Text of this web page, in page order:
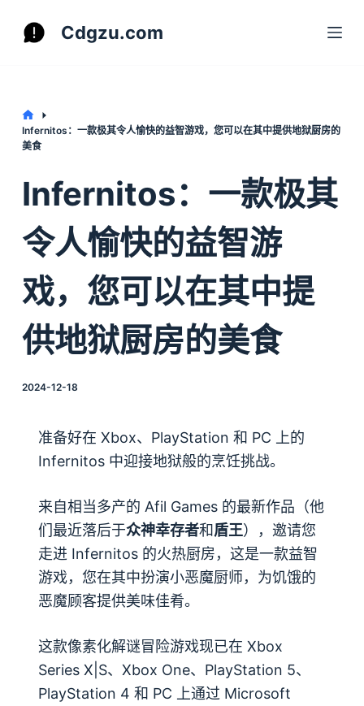
k
o
o
n
n
Cdgzu.com
Home
Infernitos：一款极其令人愉快的益智游戏，您可以在其中提供地狱厨房的
美食
Infernitos：一款极其
令人愉快的益智游
戏，您可以在其中提
供地狱厨房的美食
2024-12-18
准备好在 Xbox、PlayStation 和 PC 上的
Infernitos 中迎接地狱般的烹饪挑战。
来自相当多产的 Afil Games 的最新作品（他
们最近落后于众神幸存者和盾王），邀请您
走进 Infernitos 的火热厨房，这是一款益智
游戏，您在其中扮演小恶魔厨师，为饥饿的
恶魔顾客提供美味佳肴。
这款像素化解谜冒险游戏现已在 Xbox
Series X|S、Xbox One、PlayStation 5、
PlayStation 4 和 PC 上通过 Microsoft